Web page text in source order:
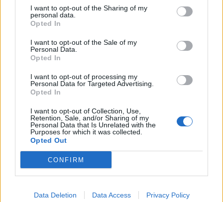
I want to opt-out of the Sharing of my
personal data.
Opted In
I want to opt-out of the Sale of my
Personal Data.
Opted In
I want to opt-out of processing my
Personal Data for Targeted Advertising.
Opted In
I want to opt-out of Collection, Use,
Retention, Sale, and/or Sharing of my
Personal Data that Is Unrelated with the
Purposes for which it was collected.
Opted Out
CONFIRM
Data Deletion Data Access Privacy Policy
μπλέξεις» με τα χωράφια του Κώστα
Γρεβενίτη (video)